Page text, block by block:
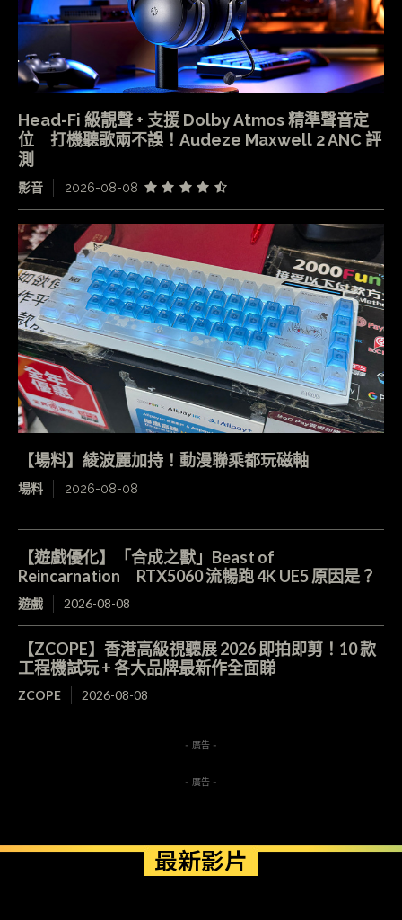
Head-Fi 級靚聲 + 支援 Dolby Atmos 精準聲音定
位 打機聽歌兩不誤！Audeze Maxwell 2 ANC 評
測
影音 2026-08-08
【場料】綾波麗加持！動漫聯乘都玩磁軸
場料 2026-08-08
【遊戲優化】「合成之獸」Beast of
Reincarnation RTX5060 流暢跑 4K UE5 原因是？
遊戲 2026-08-08
【ZCOPE】香港高級視聽展 2026 即拍即剪！10 款
工程機試玩 + 各大品牌最新作全面睇
ZCOPE 2026-08-08
- 廣告 -
- 廣告 -
最新影片